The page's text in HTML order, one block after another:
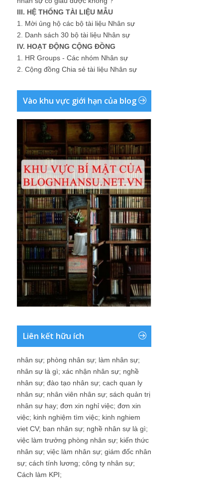
III. HỆ THỐNG TÀI LIỆU MẪU
1. Mời ủng hộ các bộ tài liệu Nhân sự
2. Danh sách 30 bộ tài liệu Nhân sự
IV. HOẠT ĐỘNG CỘNG ĐỒNG
1. HR Groups - Các nhóm Nhân sự
2. Cộng đồng Chia sẻ tài liệu Nhân sự
Vào khu vực giới hạn của blog
Liên kết hữu ích
nhân sự; phòng nhân sự; làm nhân sự;
nhân sự là gì; xác nhận nhân sự; nghề
nhân sự; đào tạo nhân sự; cach quan ly
nhân sự; nhân viên nhân sự; sách quản trị
nhân sự hay; đơn xin nghỉ việc; đơn xin
việc; kinh nghiệm tìm việc; kinh nghiem
viet CV; ban nhân sự; nghề nhân sự là gì;
việc làm trưởng phòng nhân sự; kiến thức
nhân sự; việc làm nhân sự; giám đốc nhân
sự; cách tính lương; công ty nhân sự;
Cách làm KPI;